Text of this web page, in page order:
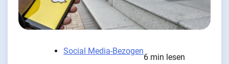
Social Media-Bezogen
6 min lesen